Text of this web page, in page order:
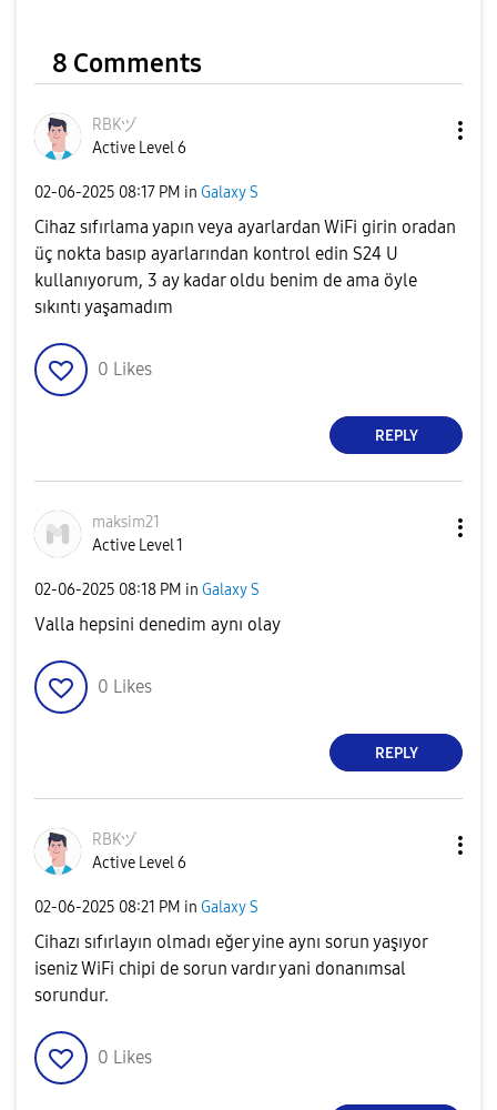
8 Comments
RBKヅ
Active Level 6
‎02-06-2025 08:17 PM in Galaxy S
Cihaz sıfırlama yapın veya ayarlardan WiFi girin oradan
üç nokta basıp ayarlarından kontrol edin S24 U
kullanıyorum, 3 ay kadar oldu benim de ama öyle
sıkıntı yaşamadım
0 Likes
REPLY
maksim21
Active Level 1
‎02-06-2025 08:18 PM in Galaxy S
Valla hepsini denedim aynı olay
0 Likes
REPLY
RBKヅ
Active Level 6
‎02-06-2025 08:21 PM in Galaxy S
Cihazı sıfırlayın olmadı eğer yine aynı sorun yaşıyor
iseniz WiFi chipi de sorun vardır yani donanımsal
sorundur.
0 Likes